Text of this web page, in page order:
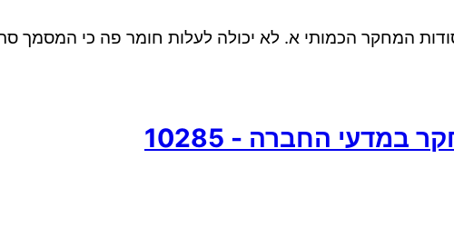
המחקר הכמותי א. לא יכולה לעלות חומר פה כי המסמך סרוק. 32
החברה - 10285